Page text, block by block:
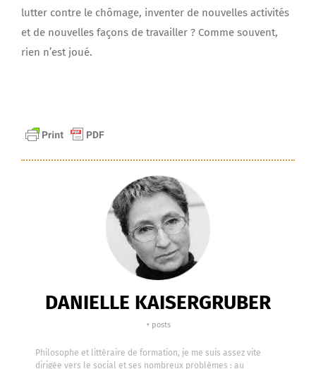
lutter contre le chômage, inventer de nouvelles activités
et de nouvelles façons de travailler ? Comme souvent,
rien n’est joué.
DANIELLE KAISERGRUBER
+ posts
Philosophe et littéraire de formation, je me suis assez vite
dirigée vers le social et ses nombreux problèmes : au